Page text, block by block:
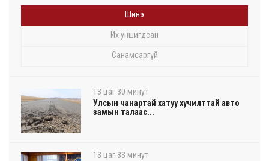
Шинэ
Их уншигдсан
Санамсаргүй
13 цаг 30 минут
Улсын чанартай хатуу хучилттай авто
замын талаас...
13 цаг 33 минут